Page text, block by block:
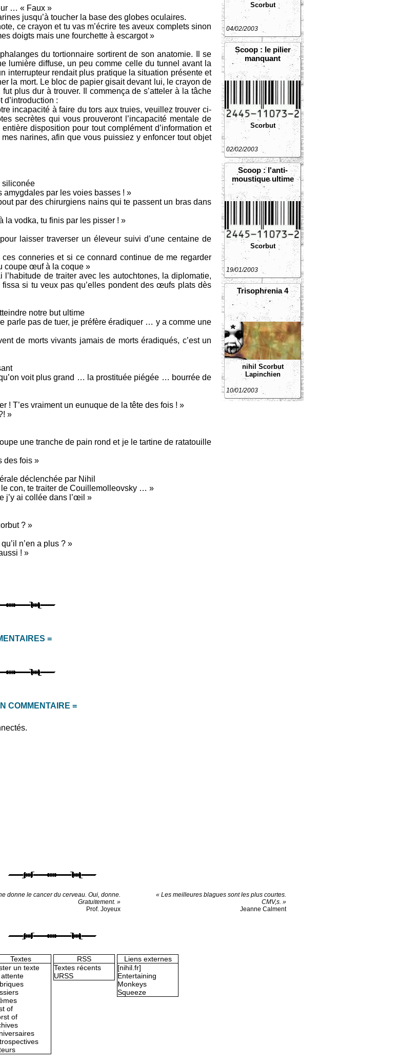
Scorbut
04/02/2003
Scoop : le pilier
manquant
Scorbut
02/02/2003
Scoop : l'anti-
moustique ultime
Scorbut
19/01/2003
Trisophrenia 4
nihil Scorbut
Lapinchien
10/01/2003
… « Faux »
jusqu’à toucher la base des globes oculaires.
ce crayon et tu vas m’écrire tes aveux complets sinon
doigts mais une fourchette à escargot »
du tortionnaire sortirent de son anatomie. Il se
lumière diffuse, un peu comme celle du tunnel avant la
interrupteur rendait plus pratique la situation présente et
la mort. Le bloc de papier gisait devant lui, le crayon de
plus dur à trouver. Il commença de s’atteler à la tâche
d’introduction :
incapacité à faire du tors aux truies, veuillez trouver ci-
secrètes qui vous prouveront l’incapacité mentale de
disposition pour tout complément d’information et
narines, afin que vous puissiez y enfoncer tout objet
siliconée
amygdales par les voies basses ! »
par des chirurgiens nains qui te passent un bras dans
la vodka, tu finis par les pisser ! »
laisser traverser un éleveur suivi d’une centaine de
conneries et si ce connard continue de me regarder
coupe œuf à la coque »
de traiter avec les autochtones, la diplomatie,
si tu veux pas qu’elles pondent des œufs plats dès
notre but ultime
parle pas de tuer, je préfère éradiquer … y a comme une
de morts vivants jamais de morts éradiqués, c’est un
voit plus grand … la prostituée piégée … bourrée de
! T’es vraiment un eunuque de la tête des fois ! »
»
une tranche de pain rond et je le tartine de ratatouille
des fois »
déclenchée par Nihil
con, te traiter de Couillemolleovsky … »
j’y ai collée dans l’œil »
? »
n’en a plus ? »
! »
=
COMMENTAIRE =
donne le cancer du cerveau. Oui, donne.
Gratuitement. »
Prof. Joyeux
« Les meilleures blagues sont les plus courtes.
CMV,s. »
Jeanne Calment
Textes
un texte
attente
of
of
RSS
Textes récents
URSS
Liens externes
[nihil.fr]
Entertaining
Monkeys
Squeeze